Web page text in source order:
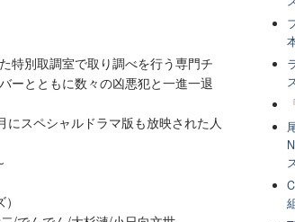
特別取調室で取り調べを行う専門チ
ーとともに数々の凶悪犯と一進一退
スペシャルドラマ版も放映された人